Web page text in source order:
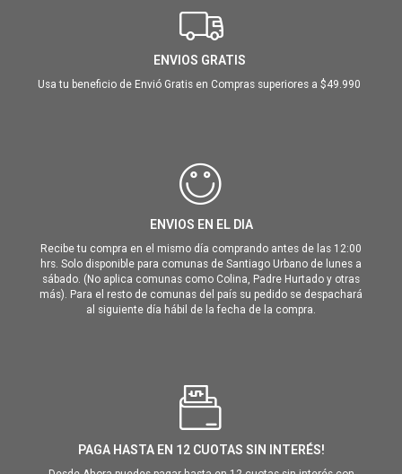
ENVIOS GRATIS
Usa tu beneficio de Envió Gratis en Compras superiores a $49.990
ENVIOS EN EL DIA
Recibe tu compra en el mismo día comprando antes de las 12:00
hrs. Solo disponible para comunas de Santiago Urbano de lunes a
sábado. (No aplica comunas como Colina, Padre Hurtado y otras
más). Para el resto de comunas del país su pedido se despachará
al siguiente día hábil de la fecha de la compra.
PAGA HASTA EN 12 CUOTAS SIN INTERÉS!